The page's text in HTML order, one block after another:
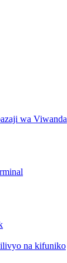
wa Viwanda
na kifuniko